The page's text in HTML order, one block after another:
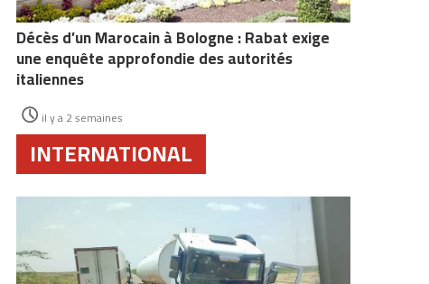
Décès d’un Marocain à Bologne : Rabat exige
une enquête approfondie des autorités
italiennes
il y a 2 semaines
INTERNATIONAL